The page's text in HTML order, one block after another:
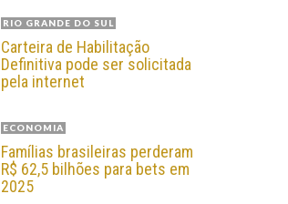
RIO GRANDE DO SUL
Carteira de Habilitação
Definitiva pode ser solicitada
pela internet
ECONOMIA
Famílias brasileiras perderam
R$ 62,5 bilhões para bets em
2025